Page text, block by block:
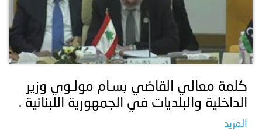
كلمة معالي القاضي بسـام مولـوي وزير
الداخلية والبلديات في الجمهورية اللبنانية .
المزيد